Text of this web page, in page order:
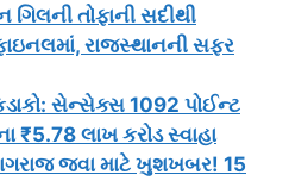
તોફાની સદીથી
રાજસ્થાનની સફર
સેન્સેક્સ 1092 પોઈન્ટ
₹5.78 લાખ કરોડ સ્વાહા
જવા માટે ખુશખબર! 15